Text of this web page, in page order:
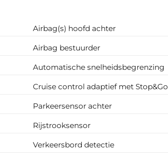
Airbag(s) hoofd achter
Airbag bestuurder
Automatische snelheidsbegrenzing
Cruise control adaptief met Stop&Go
Parkeersensor achter
Rijstrooksensor
Verkeersbord detectie